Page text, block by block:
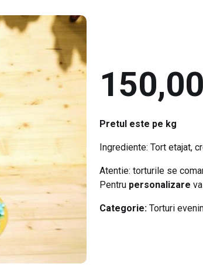
150,00
Pretul este pe kg
Ingrediente: Tort etajat,
Atentie: torturile se
Pentru personalizare
Categorie: Torturi